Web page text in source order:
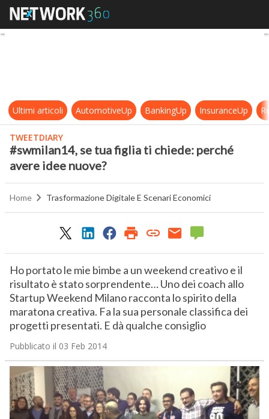
#swmilan14, se tua figlia ti
Ultimi articoli AutomotiveUp BankingUp InsuranceUp
TWEETDIARY
#swmilan14, se tua figlia ti chiede: perché
avere idee nuove?
Home Trasformazione Digitale E Scenari Economici
Ho portato le mie bimbe a un weekend creativo e il
risultato è stato sorprendente… Uno dei coach allo
Startup Weekend Milano racconta lo spirito della
maratona creativa. Fa la sua personale classifica dei
progetti presentati. E dà qualche consiglio
Pubblicato il 03 Feb 2014